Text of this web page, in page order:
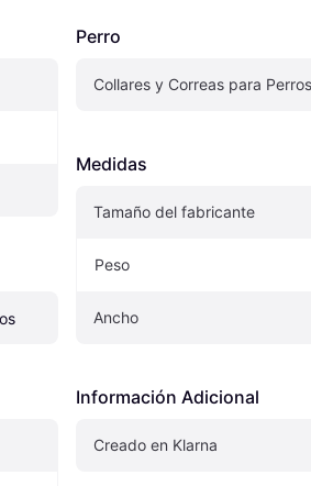
Perro
Collares y Correas para Perros
Medidas
Tamaño del fabricante
Peso
Ancho
Información Adicional
Creado en Klarna